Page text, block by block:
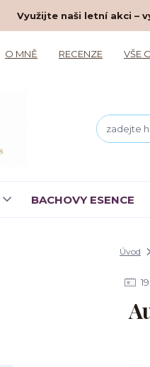
Využijte naši letní akci –
O MNĚ RECENZE VŠE
BACHOVY ESENCE
Úvod
19